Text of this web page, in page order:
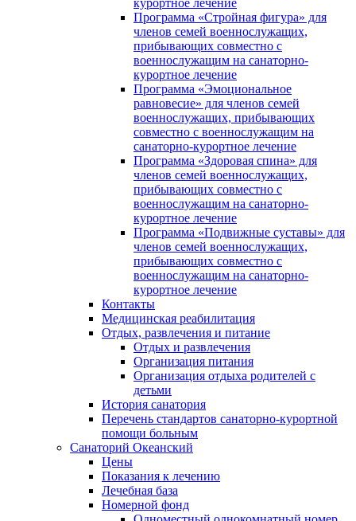
курортное лечение
Программа «Стройная фигура» для
членов семей военнослужащих,
прибывающих совместно с
военнослужащим на санаторно-
курортное лечение
Программа «Эмоциональное
равновесие» для членов семей
военнослужащих, прибывающих
совместно с военнослужащим на
санаторно-курортное лечение
Программа «Здоровая спина» для
членов семей военнослужащих,
прибывающих совместно с
военнослужащим на санаторно-
курортное лечение
Программа «Подвижные суставы» для
членов семей военнослужащих,
прибывающих совместно с
военнослужащим на санаторно-
курортное лечение
Контакты
Медицинская реабилитация
Отдых, развлечения и питание
Отдых и развлечения
Организация питания
Организация отдыха родителей с
детьми
История санатория
Перечень стандартов санаторно-курортной
помощи больным
Санаторий Океанский
Цены
Показания к лечению
Лечебная база
Номерной фонд